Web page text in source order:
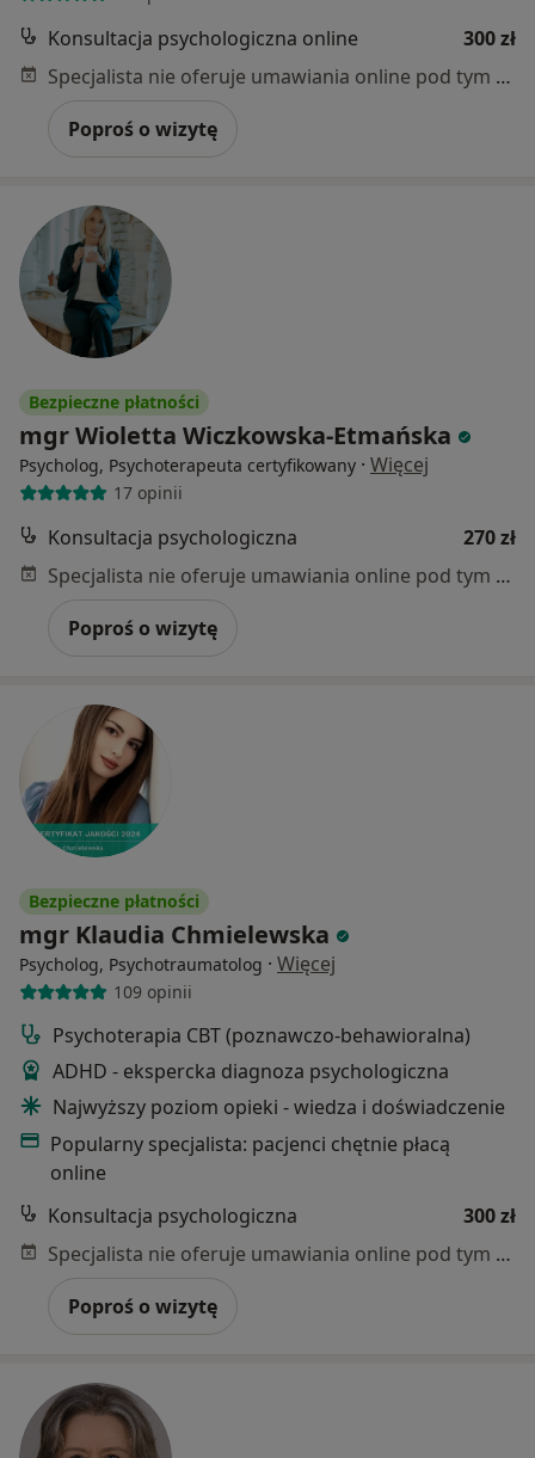
Konsultacja psychologiczna online
300 zł
Specjalista nie oferuje umawiania online pod tym adresem.
Poproś o wizytę
Bezpieczne płatności
mgr Wioletta Wiczkowska-Etmańska
Psycholog, Psychoterapeuta certyfikowany · Więcej
17 opinii
Konsultacja psychologiczna
270 zł
Specjalista nie oferuje umawiania online pod tym adresem.
Poproś o wizytę
Bezpieczne płatności
mgr Klaudia Chmielewska
Psycholog, Psychotraumatolog · Więcej
109 opinii
Psychoterapia CBT (poznawczo-behawioralna)
ADHD - ekspercka diagnoza psychologiczna
Najwyższy poziom opieki - wiedza i doświadczenie
Popularny specjalista: pacjenci chętnie płacą
online
Konsultacja psychologiczna
300 zł
Specjalista nie oferuje umawiania online pod tym adresem.
Poproś o wizytę